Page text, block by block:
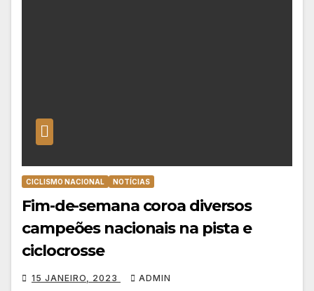
CICLISMO NACIONAL NOTÍCIAS
Fim-de-semana coroa diversos
campeões nacionais na pista e
ciclocrosse
15 JANEIRO, 2023 ADMIN